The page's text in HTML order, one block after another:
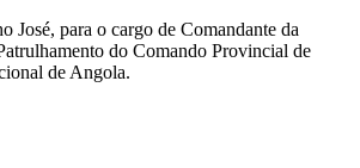
José, para o cargo de Comandante da
do Comando Provincial de
de Angola.